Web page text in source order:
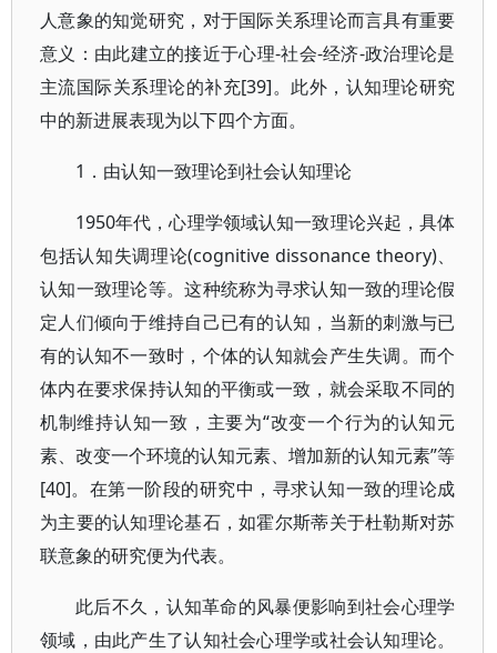
人意象的知觉研究，对于国际关系理论而言具有重要
意义：由此建立的接近于心理-社会-经济-政治理论是
主流国际关系理论的补充[39]。此外，认知理论研究
中的新进展表现为以下四个方面。
1．由认知一致理论到社会认知理论
1950年代，心理学领域认知一致理论兴起，具体
包括认知失调理论(cognitive dissonance theory)、
认知一致理论等。这种统称为寻求认知一致的理论假
定人们倾向于维持自己已有的认知，当新的刺激与已
有的认知不一致时，个体的认知就会产生失调。而个
体内在要求保持认知的平衡或一致，就会采取不同的
机制维持认知一致，主要为“改变一个行为的认知元
素、改变一个环境的认知元素、增加新的认知元素”等
[40]。在第一阶段的研究中，寻求认知一致的理论成
为主要的认知理论基石，如霍尔斯蒂关于杜勒斯对苏
联意象的研究便为代表。
此后不久，认知革命的风暴便影响到社会心理学
领域，由此产生了认知社会心理学或社会认知理论。